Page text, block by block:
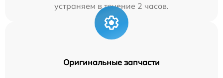
устраняем в течение 2 часов.
Оригинальные запчасти